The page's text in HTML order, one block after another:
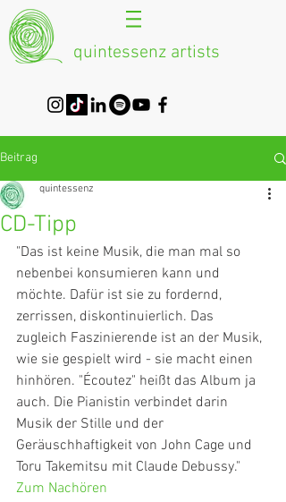
quintessenz artists
Beitrag
CD-Tipp
quintessenz
"Das ist keine Musik, die man mal so
nebenbei konsumieren kann und
möchte. Dafür ist sie zu fordernd,
zerrissen, diskontinuierlich. Das
zugleich Faszinierende ist an der Musik,
wie sie gespielt wird - sie macht einen
hinhören. "Écoutez" heißt das Album ja
auch. Die Pianistin verbindet darin
Musik der Stille und der
Geräuschhaftigkeit von John Cage und
Toru Takemitsu mit Claude Debussy."
Zum Nachören